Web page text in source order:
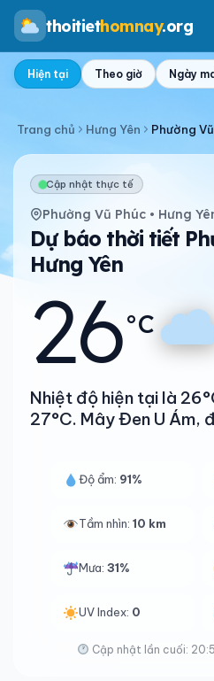
thoitiethomnay.org
Hiện tại Theo giờ Ngày
Trang chủ Hưng Yên Phường
Cập nhật thực tế
Phường Vũ Phúc • Hưng
Dự báo thời tiết
Hưng Yên
26°C
Nhiệt độ hiện tại là
27°C. Mây Đen U Ám,
Độ ẩm: 91%
Tầm nhìn: 10 km
Mưa: 31%
UV Index: 0
Cập nhật lần cuối: